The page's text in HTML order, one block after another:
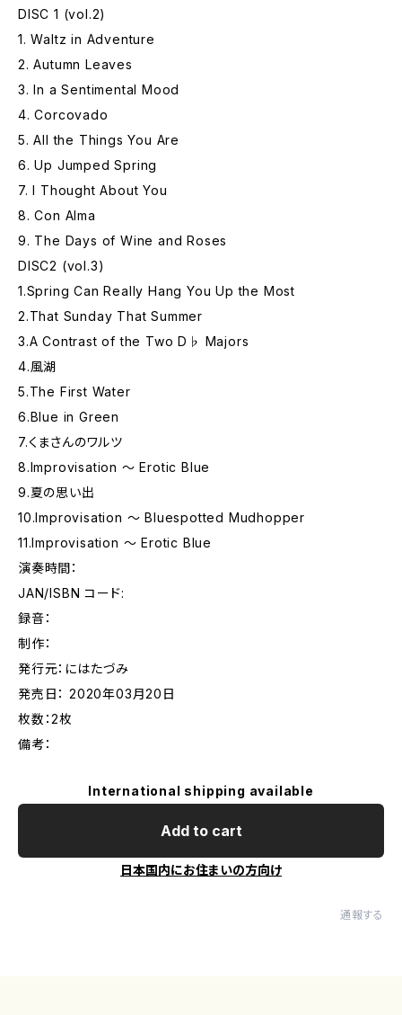
DISC 1 (vol.2)
1. Waltz in Adventure
2. Autumn Leaves
3. In a Sentimental Mood
4. Corcovado
5. All the Things You Are
6. Up Jumped Spring
7. I Thought About You
8. Con Alma
9. The Days of Wine and Roses
DISC2 (vol.3)
1.Spring Can Really Hang You Up the Most
2.That Sunday That Summer
3.A Contrast of the Two D♭ Majors
4.風湖
5.The First Water
6.Blue in Green
7.くまさんのワルツ
8.Improvisation 〜 Erotic Blue
9.夏の思い出
10.Improvisation 〜 Bluespotted Mudhopper
11.Improvisation 〜 Erotic Blue
演奏時間：
JAN/ISBN コード:
録音：
制作：
発行元：にはたづみ
発売日： 2020年03月20日
枚数：2枚
備考：
International shipping available
Add to cart
日本国内にお住まいの方向け
通報する